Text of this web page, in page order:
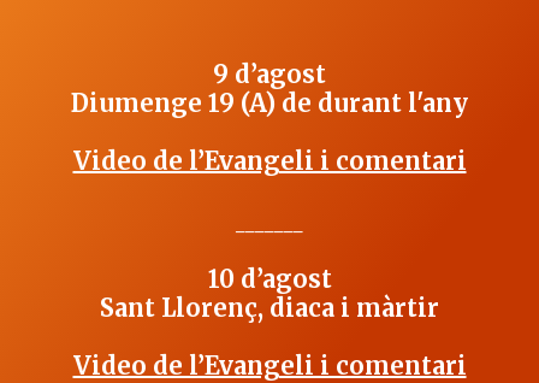
9 d’agost
Diumenge 19 (A) de durant l'any
Video de l’Evangeli i comentari
10 d’agost
Sant Llorenç, diaca i màrtir
Video de l’Evangeli i comentari